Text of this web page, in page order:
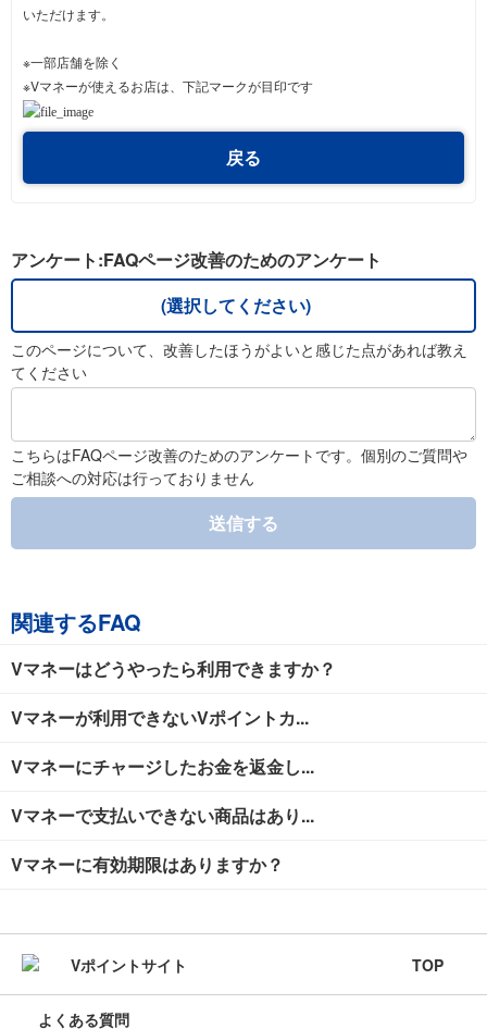
いただけます。
※一部店舗を除く
※Vマネーが使えるお店は、下記マークが目印です
戻る
アンケート:FAQページ改善のためのアンケート
(選択してください)
このページについて、改善したほうがよいと感じた点があれば教え
てください
こちらはFAQページ改善のためのアンケートです。個別のご質問や
ご相談への対応は行っておりません
送信する
関連するFAQ
Vマネーはどうやったら利用できますか？
Vマネーが利用できないVポイントカ...
Vマネーにチャージしたお金を返金し...
Vマネーで支払いできない商品はあり...
Vマネーに有効期限はありますか？
TOP
よくある質問